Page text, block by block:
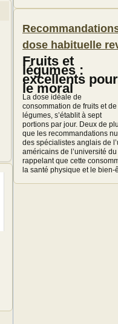
dose habituelle
Fruits et
légumes :
excellents pour
le moral
La dose idéale de
consommation de fruits et de
légumes, s’établit à sept
portions par jour. Deux de
que les recommandations
des spécialistes anglais de
américains de l’université
rappelant que cette
la santé physique et le bien-